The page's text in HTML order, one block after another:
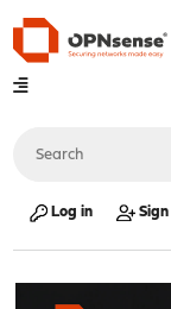
Log in